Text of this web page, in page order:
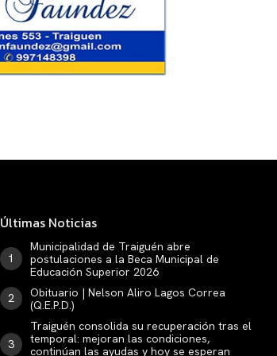
Últimas Noticias
Municipalidad de Traiguén abre
postulaciones a la Beca Municipal de
Educación Superior 2026
Obituario | Nelson Aliro Lagos Correa
(Q.E.P.D.)
Traiguén consolida su recuperación tras el
temporal: mejoran las condiciones,
continúan las ayudas y hoy se esperan